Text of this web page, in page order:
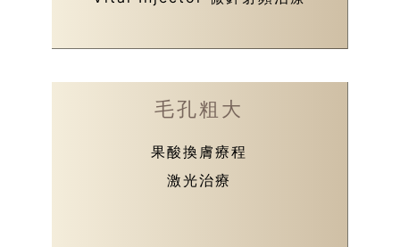
毛孔粗大
果酸換膚療程
激光治療